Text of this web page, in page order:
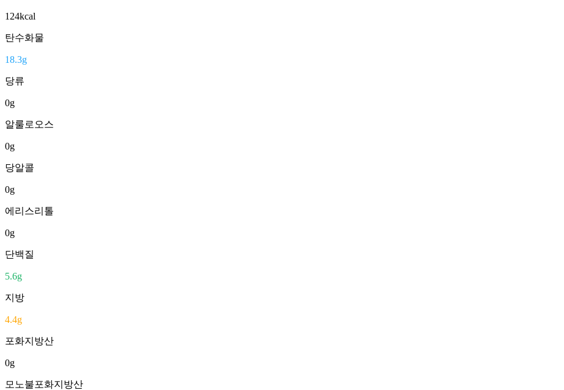
124kcal
탄수화물
18.3g
당류
0g
알룰로오스
0g
당알콜
0g
에리스리톨
0g
단백질
5.6g
지방
4.4g
포화지방산
0g
모노불포화지방산